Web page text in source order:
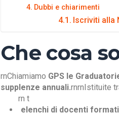
Dubbi e chiarimenti
Iscriviti alla
Che cosa
rnChiamiamo GPS le
supplenze annuali.rnrnIstituite
rn t
elenchi di docenti